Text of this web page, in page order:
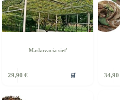
Maskovacia sieť
29,90 € 🛒 34,90